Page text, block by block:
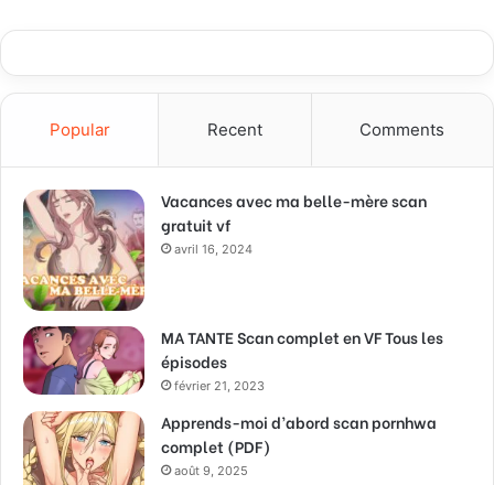
Popular Recent Comments
Vacances avec ma belle-mère scan
gratuit vf
avril 16, 2024
MA TANTE Scan complet en VF Tous les
épisodes
février 21, 2023
Apprends-moi d’abord scan pornhwa
complet (PDF)
août 9, 2025